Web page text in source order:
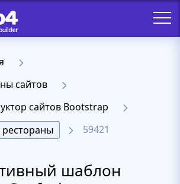
сайтов
сайтов Bootstrap
59421
шаблон